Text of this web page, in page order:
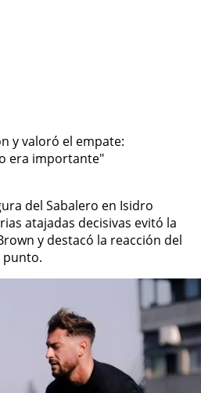
del Sabalero en Isidro
atajadas decisivas evitó la
y destacó la reacción del
punto.